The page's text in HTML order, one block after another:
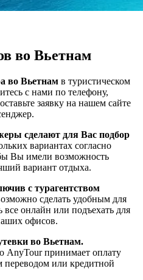
во Вьетнам
во Вьетнам в туристическом
с нами по телефону,
заявку на нашем сайте
сделают для Вас подбор
вариантах согласно
Вы имели возможность
вариант отдыха.
с турагентством
сделать удобным для
онлайн или подъехать для
офисов.
во Вьетнам.
AnyTour принимает оплату
или кредитной